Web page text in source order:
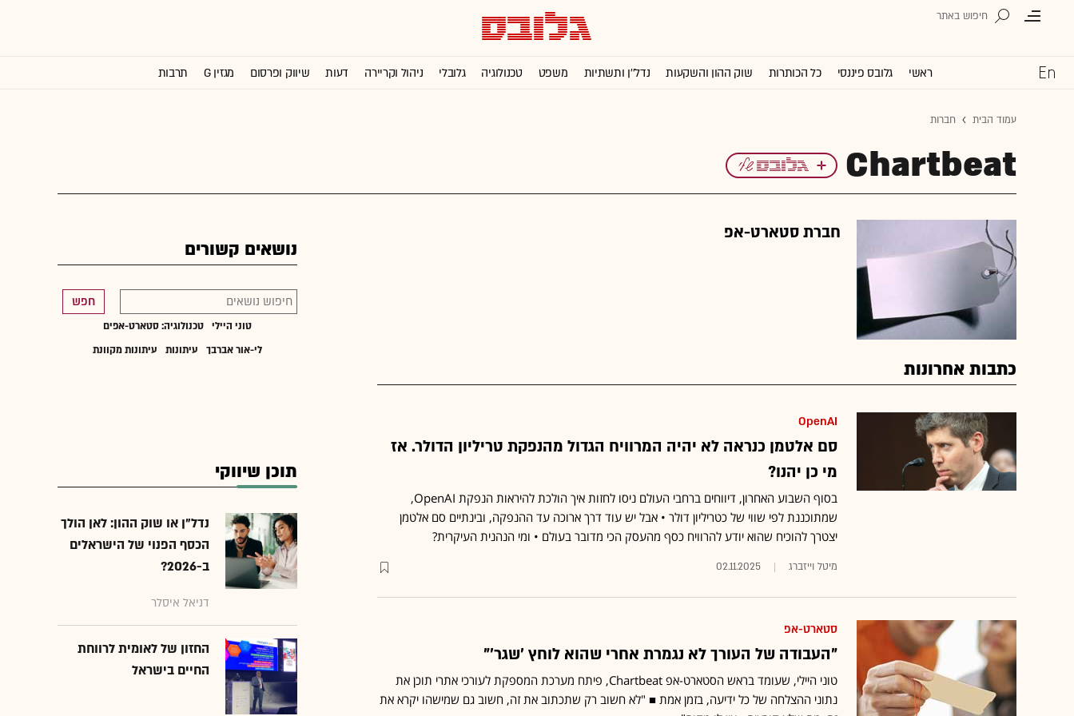
ראשי גלובס פיננסי כל הכותרות שוק ההון והשקעות נדל''ן ותשתיות משפט טכנולוגיה גלובלי ניהול וקריירה דעות שיווק ופרסום מגזין G תרבות
עמוד הבית חברות
Chartbeat
חברת סטארט-אפ
כתבות אחרונות
OpenAI
סם אלטמן כנראה לא יהיה המרוויח הגדול מהנפקת טריליון הדולר. אז
מי כן יהנו?
בסוף השבוע האחרון, דיווחים ברחבי העולם ניסו לחזות איך הולכת להיראות הנפקת OpenAI,
שמתוכננת לפי שווי של כטריליון דולר • אבל יש עוד דרך ארוכה עד ההנפקה, ובינתיים סם אלטמן
יצטרך להוכיח שהוא יודע להרוויח כסף מהעסק הכי מדובר בעולם • ומי הנהנית העיקרית?
מיטל וייזברג 02.11.2025
סטארט-אפ
"העבודה של העורך לא נגמרת אחרי שהוא לוחץ 'שגר'"
טוני היילי, שעומד בראש הסטארט-אפ Chartbeat, פיתח מערכת המספקת לעורכי אתרי תוכן את
נתוני ההצלחה של כל ידיעה, בזמן אמת ■ "לא חשוב רק שתכתוב את זה, חשוב גם שמישהו יקרא את
נושאים קשורים
חפש
טוני היילי
טכנולוגיה: סטארט-אפים
לי-אור אברבך
עיתונות עיתונות מקוונת
תוכן שיווקי
נדל"ן או שוק ההון: לאן הולך
הכסף הפנוי של הישראלים
ב-2026?
דניאל איסלר
החזון של לאומית לרווחת
החיים בישראל